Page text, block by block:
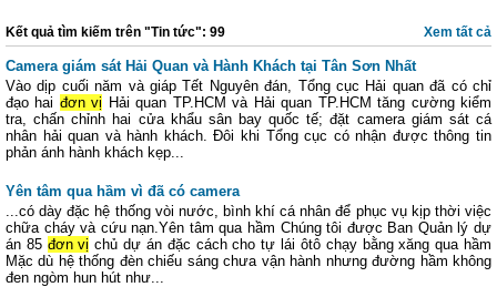
Xem tất cả
Kết quả tìm kiếm trên "Tin tức": 99
Camera giám sát Hải Quan và Hành Khách tại Tân Sơn Nhất
Vào dịp cuối năm và giáp Tết Nguyên đán, Tổng cục Hải quan đã có chỉ
đạo hai đơn vị Hải quan TP.HCM và Hải quan TP.HCM tăng cường kiểm
tra, chấn chỉnh hai cửa khẩu sân bay quốc tế; đặt camera giám sát cá
nhân hải quan và hành khách. Đôi khi Tổng cục có nhận được thông tin
phản ánh hành khách kẹp...
Yên tâm qua hầm vì đã có camera
...có dày đặc hệ thống vòi nước, bình khí cá nhân để phục vụ kịp thời việc
chữa cháy và cứu nạn.Yên tâm qua hầm Chúng tôi được Ban Quản lý dự
án 85 đơn vị chủ dự án đặc cách cho tự lái ôtô chạy bằng xăng qua hầm
Mặc dù hệ thống đèn chiếu sáng chưa vận hành nhưng đường hầm không
đen ngòm hun hút như...